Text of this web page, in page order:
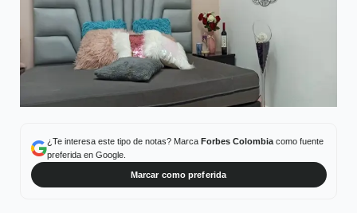
¿Te interesa este tipo de notas? Marca Forbes Colombiacomo fuente
preferida en Google.
Marcar como preferida